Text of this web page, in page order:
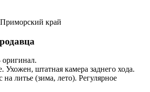
край
Ухожен, штатная камера заднего хода.
на литье (зима, лето). Регулярное